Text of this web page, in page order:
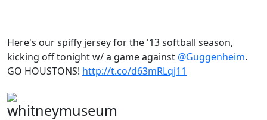
Here's our spiffy jersey for the '13 softball season,
kicking off tonight w/ a game against @Guggenheim.
GO HOUSTONS! http://t.co/d63mRLqj11
whitneymuseum